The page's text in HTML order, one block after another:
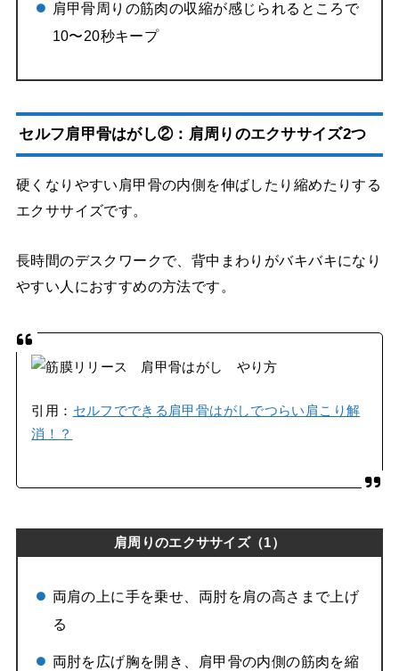
肩甲骨周りの筋肉の収縮が感じられるところで
10〜20秒キープ
セルフ肩甲骨はがし②：肩周りのエクササイズ2つ
硬くなりやすい肩甲骨の内側を伸ばしたり縮めたりする
エクササイズです。
長時間のデスクワークで、背中まわりがバキバキになり
やすい人におすすめの方法です。
引用： セルフでできる肩甲骨はがしでつらい肩こり解
消！？
肩周りのエクササイズ（1）
両肩の上に手を乗せ、両肘を肩の高さまで上げ
る
両肘を広げ胸を開き、肩甲骨の内側の筋肉を縮